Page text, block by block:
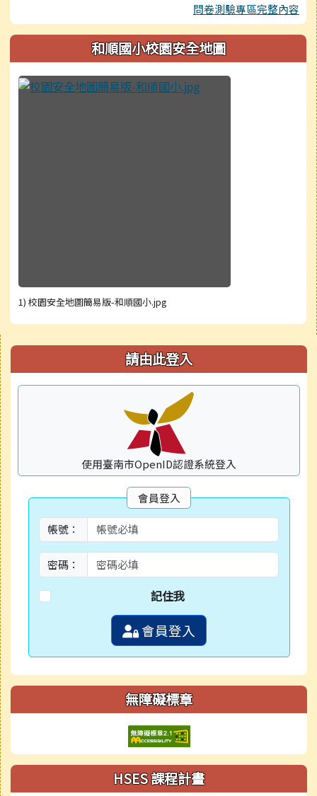
問卷測驗專區完整內容
和順國小校園安全地圖
1) 校園安全地圖簡易版-和順國小.jpg
右邊區域內容 請由此登入
使用臺南市OpenID認證系統登入
會員登入
帳號：
密碼：
記住我
會員登入
無障礙標章
HSES 課程計畫